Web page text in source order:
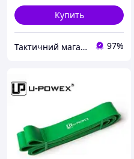
Купить
Тактичний магазин 97%